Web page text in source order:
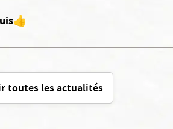
toutes les actualités